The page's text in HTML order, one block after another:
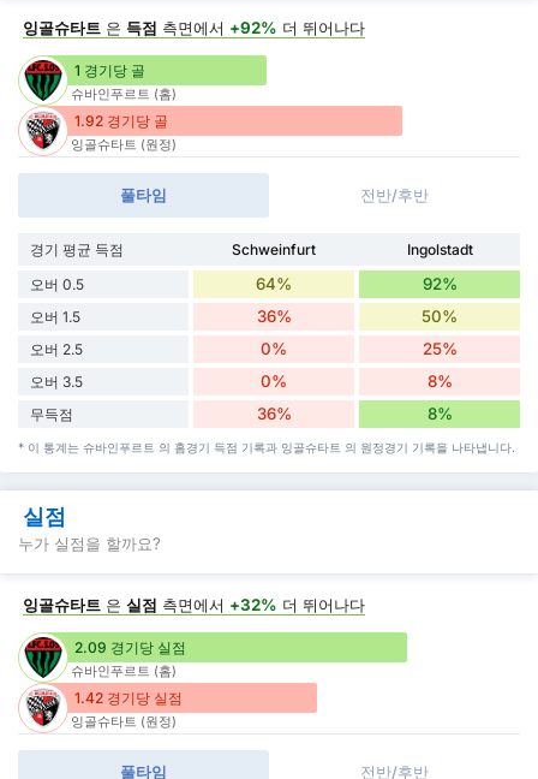
잉골슈타트 은 득점 측면에서 +92% 더 뛰어나다
1 경기당 골
슈바인푸르트 (홈)
1.92 경기당 골
잉골슈타트 (원정)
풀타임 전반/후반
경기 평균 득점 Schweinfurt
Ingolstadt
오버 0.5
64% 92%
오버 1.5 36% 50%
오버 2.5 0% 25%
오버 3.5 0% 8%
무득점 36% 8%
* 이 통계는 슈바인푸르트 의 홈경기 득점 기록과 잉골슈타트 의 원정경기 기록을 나타냅니다.
실점
누가 실점을 할까요?
잉골슈타트 은 실점 측면에서 +32% 더 뛰어나다
2.09 경기당 실점
슈바인푸르트 (홈)
1.42 경기당 실점
잉골슈타트 (원정)
풀타임 전반/후반